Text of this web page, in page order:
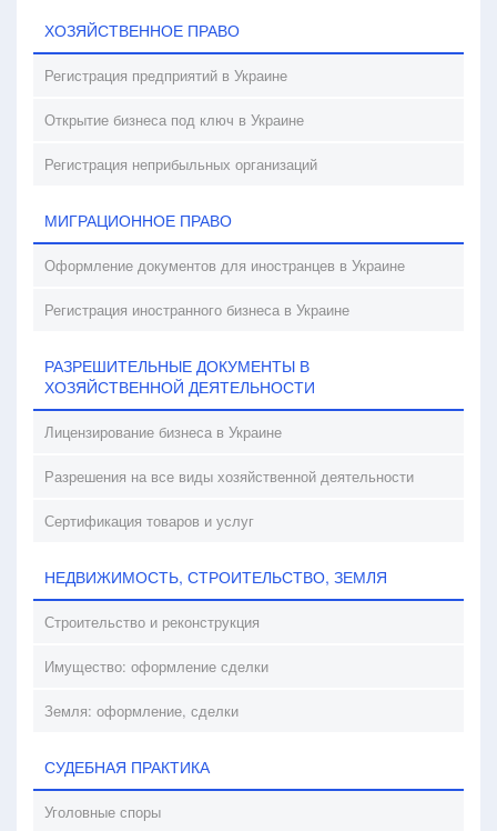
ХОЗЯЙСТВЕННОЕ ПРАВО
Регистрация предприятий в Украине
Открытие бизнеса под ключ в Украине
Регистрация неприбыльных организаций
МИГРАЦИОННОЕ ПРАВО
Оформление документов для иностранцев в Украине
Регистрация иностранного бизнеса в Украине
РАЗРЕШИТЕЛЬНЫЕ ДОКУМЕНТЫ В
ХОЗЯЙСТВЕННОЙ ДЕЯТЕЛЬНОСТИ
Лицензирование бизнеса в Украине
Разрешения на все виды хозяйственной деятельности
Сертификация товаров и услуг
НЕДВИЖИМОСТЬ, СТРОИТЕЛЬСТВО, ЗЕМЛЯ
Строительство и реконструкция
Имущество: оформление сделки
Земля: оформление, сделки
СУДЕБНАЯ ПРАКТИКА
Уголовные споры